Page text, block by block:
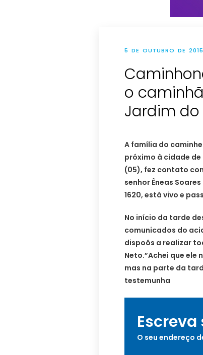
5 DE OUTUBRO DE 2015
o
Jardim do
A família do
próximo à cidade
(05), fez contato
senhor Êneas
1620, está vivo e
No início da tarde
comunicados do
dispoôs a realizar
Neto.”Achei que ele
mas na parte da
testemunha
O seu endereço